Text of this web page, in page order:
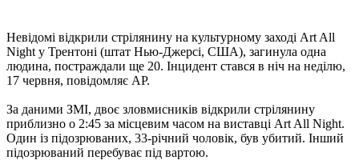
Невідомі відкрили стрілянину на культурному заході Art All
Night у Трентоні (штат Нью-Джерсі, США), загинула одна
людина, постраждали ще 20. Інцидент стався в ніч на неділю,
17 червня, повідомляє AP.
За даними ЗМІ, двоє зловмисників відкрили стрілянину
приблизно о 2:45 за місцевим часом на виставці Art All Night.
Один із підозрюваних, 33-річний чоловік, був убитий. Інший
підозрюваний перебуває під вартою.